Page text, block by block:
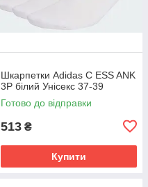
Шкарпетки Adidas C ESS ANK
3P білий Унісекс 37-39
Готово до відправки
513 ₴
Купити